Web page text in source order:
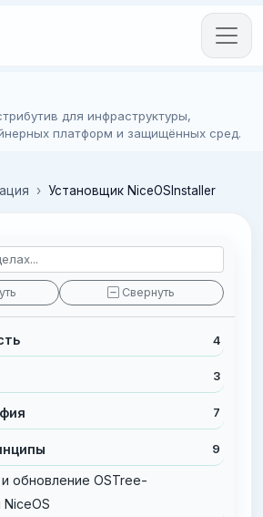
для инфраструктуры,
платформ и защищённых сред.
Установщик NiceOSInstaller
Свернуть
4
3
7
9
и обновление OSTree-